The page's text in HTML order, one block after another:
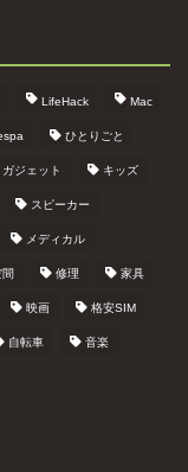
LifeHack Mac
ひとりごと
ガジェット キッズ
スピーカー
メディカル
修理 家具
映画 格安SIM
自転車 音楽